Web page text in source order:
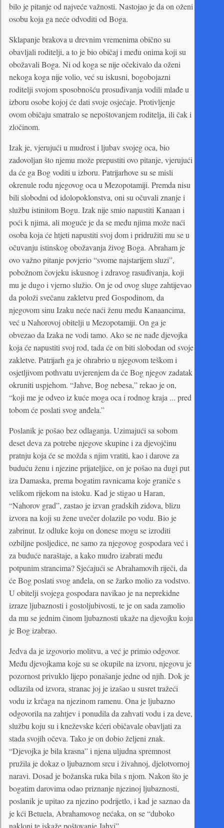
bilo je pitanje od najveće važnosti. Nastojao je da on oženi
osobu koja ga neće odvoditi od Boga.
Sklapanje brakova u drevnim vremenima obično su
obavljali roditelji, a to je bio običaj i među onima koji su
obožavali Boga. Ni od koga se nije očekivalo da oženi
nekoga koga nije volio, već su iskusni, bogobojazni
roditelji svojom sposobnošću prosuđivanja vodili mlađe u
izboru osobe kojoj će dati svoje osjećaje. Protivljenje
ovom običaju smatralo se nepoštovanjem roditelja, ili čak i
zločinom.
Izak je, vjerujući u mudrost i ljubav svojeg oca, bio
zadovoljan što njemu može prepustiti ovo pitanje, vjerujući
da će ga Bog voditi u izboru. Patrijarhove su se misli
okrenule rodu njegovog oca u Mezopotamiji. Premda nisu
bili slobodni od idolopoklonstva, oni su očuvali znanje i
službu istinitom Bogu. Izak nije smio napustiti Kanaan i
poći k njima, ali moguće je da se među njima može naći
osoba koja će htjeti napustiti svoj dom i pridružiti mu se u
očuvanju istinskog obožavanja živog Boga. Abraham je
ovo važno pitanje povjerio “svome najstarijem sluzi”,
pobožnom čovjeku iskusnog i zdravog rasuđivanja, koji
mu je dugo i vjerno služio. On je od ovog sluge zahtijevao
da položi svečanu zakletvu pred Gospodinom, da
njegovom sinu Izaku neće naći ženu među Kanaancima,
već u Nahorovoj obitelji u Mezopotamiji. On ga je
obvezao da Izaka ne vodi tamo. Ako se ne nađe djevojka
koja će napustiti svoj rod, tada će on biti slobodan od svoje
zakletve. Patrijarh ga je ohrabrio u njegovom teškom i
osjetljivom pothvatu uvjerenjem da će Bog njegov zadatak
okruniti uspjehom. “Jahve, Bog nebesa,” rekao je on,
“koji me je odveo iz kuće moga oca i rodnog kraja ... pred
tobom će poslati svog anđela.”
Poslanik je pošao bez odlaganja. Uzimajući sa sobom
deset deva za potrebe njegove skupine i za djevojčinu
pratnju koja će se možda s njim vratiti, kao i darove za
buduću ženu i njezine prijateljice, on je pošao na dugi put
iza Damaska, prema bogatim ravnicama koje graniče s
velikom rijekom na istoku. Kad je stigao u Haran,
“Nahorov grad”, zastao je izvan gradskih zidova, blizu
izvora na koji su žene uvečer dolazile po vodu. Bio je
zabrinut. Iz odluke koju on donese mogu se izroditi
ozbiljne posljedice, ne samo za njegovog gospodara već i
za buduće naraštaje, a kako mudro izabrati među
potpunim strancima? Sjećajući se Abrahamovih riječi, da
će Bog poslati svog anđela, on se žarko molio za vodstvo.
U obitelji svojega gospodara navikao je na neprekidne
izraze ljubaznosti i gostoljubivosti, te je on sada zamolio
da mu se jednim činom ljubaznosti ukaže na djevojku koju
je Bog izabrao.
Jedva da je izgovorio molitvu, a već je primio odgovor.
Među djevojkama koje su se okupile na izvoru, njegovu je
pozornost privuklo lijepo ponašanje jedne od njih. Dok je
odlazila od izvora, stranac joj je izašao u susret tražeći
vodu iz krčaga na njezinom ramenu. Ona je ljubazno
odgovorila na zahtjev i ponudila da zahvati vodu i za deve,
službu koju su i kneževske kćeri običavale obavljati za
stada svojih očeva. Tako je on dobio željeni znak.
“Djevojka je bila krasna” i njena uljudna spremnost
pružila je dokaz o ljubaznom srcu i živahnoj, djelotvornoj
naravi. Dosad je božanska ruka bila s njom. Nakon što je
bogatim darovima odao priznanje njezinoj ljubaznosti,
poslanik je upitao za njezino podrijetlo, i kad je saznao da
je kći Betuela, Abrahamovog nećaka, on se “duboko
nakloni te iskaže poštovanje Jahvi”.